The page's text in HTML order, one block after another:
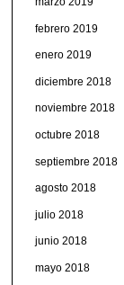
febrero 2019
enero 2019
diciembre 2018
noviembre 2018
octubre 2018
septiembre 2018
agosto 2018
julio 2018
junio 2018
mayo 2018